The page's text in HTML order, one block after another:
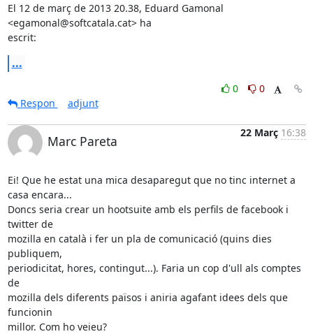
El 12 de març de 2013 20.38, Eduard Gamonal
<egamonal@softcatala.cat> ha
escrit:
...
0
0
Respon
adjunt
Marc Pareta
22 Març 16:38
Ei! Que he estat una mica desaparegut que no tinc internet a
casa encara...
Doncs seria crear un hootsuite amb els perfils de facebook i
twitter de
mozilla en català i fer un pla de comunicació (quins dies
publiquem,
periodicitat, hores, contingut...). Faria un cop d'ull als comptes
de
mozilla dels diferents països i aniria agafant idees dels que
funcionin
millor. Com ho veieu?